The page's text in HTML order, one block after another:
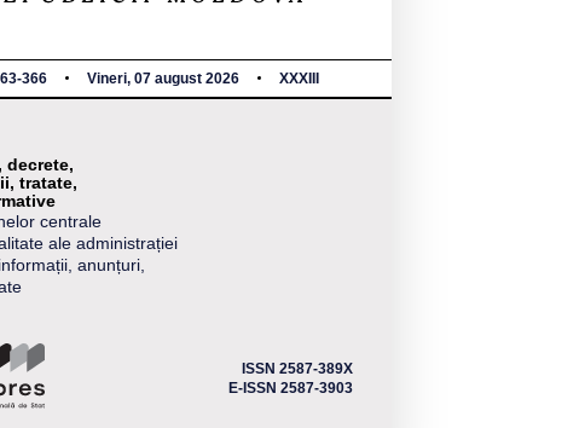
366 Vineri, 07 august 2026 XXXIII
decrete,
tratate,
centrale
ale administrației
anunțuri,
ISSN 2587-389X
E-ISSN 2587-3903